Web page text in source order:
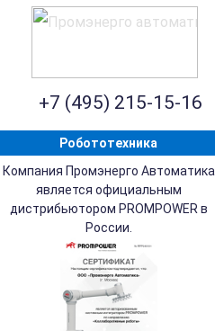
+7 (495) 215-15-16
Робототехника
Компания Промэнерго Автоматика
является официальным
дистрибьютором PROMPOWER в
России.